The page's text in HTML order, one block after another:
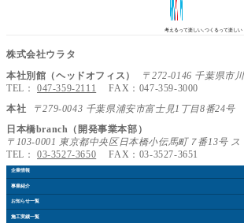
考えるって楽しい､つくるって楽しい
株式会社ウラタ
本社別館（ヘッドオフィス）
〒272-0146 千葉県市
TEL： 047-359-2111 FAX：047-359-3000
本社
〒279-0043 千葉県浦安市富士見1丁目8番24号
日本橋branch（開発事業本部）
〒103-0001 東京都中央区日本橋小伝馬町７番13号
TEL： 03-3527-3650 FAX：03-3527-3651
企業情報
事業紹介
お知らせ一覧
施工実績一覧